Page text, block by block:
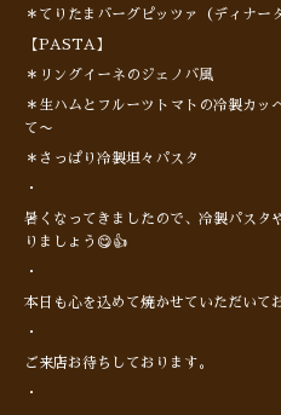
＊てりたまバーグピッツァ（ディナー
【PASTA】
＊リングイーネのジェノバ風
＊生ハムとフルーツトマトの冷製カッ
て〜
＊さっぱり冷製坦々パスタ
・
暑くなってきましたので、冷製パスタ
りましょう😋👍
・
本日も心を込めて焼かせていただいて
・
ご来店お待ちしております。
・